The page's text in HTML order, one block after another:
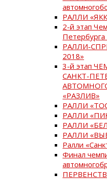
РАЛЛИ
2-й этап
РАЛЛИ-
2018»
3-й этап
САНКТ-
«РАЗЛИВ»
РАЛЛИ
РАЛЛИ
РАЛЛИ
РАЛЛИ
Ралли
Финал